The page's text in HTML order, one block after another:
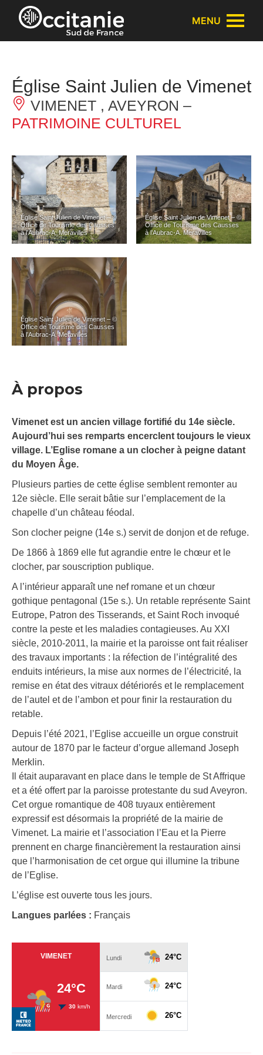
Panneau de gestion des cookies
MENU
Église Saint Julien de Vimenet
VIMENET , AVEYRON –
PATRIMOINE CULTUREL
Église Saint Julien de Vimenet – ©
Office de Tourisme des Causses
à l’Aubrac-A. Meravilles
Église Saint Julien de Vimenet – ©
Office de Tourisme des Causses
à l’Aubrac-A. Meravilles
Église Saint Julien de Vimenet – ©
Office de Tourisme des Causses
à l’Aubrac-A. Meravilles
À propos
Vimenet est un ancien village fortifié du 14e siècle.
Aujourd’hui ses remparts encerclent toujours le vieux
village. L’Eglise romane a un clocher à peigne datant
du Moyen Âge.
Plusieurs parties de cette église semblent remonter au
12e siècle. Elle serait bâtie sur l’emplacement de la
chapelle d’un château féodal.
Son clocher peigne (14e s.) servit de donjon et de refuge.
De 1866 à 1869 elle fut agrandie entre le chœur et le
clocher, par souscription publique.
A l’intérieur apparaît une nef romane et un chœur
gothique pentagonal (15e s.). Un retable représente Saint
Eutrope, Patron des Tisserands, et Saint Roch invoqué
contre la peste et les maladies contagieuses. Au XXI
siècle, 2010-2011, la mairie et la paroisse ont fait réaliser
des travaux importants : la réfection de l’intégralité des
enduits intérieurs, la mise aux normes de l’électricité, la
remise en état des vitraux détériorés et le remplacement
de l’autel et de l’ambon et pour finir la restauration du
retable.
Depuis l’été 2021, l’Eglise accueille un orgue construit
autour de 1870 par le facteur d’orgue allemand Joseph
Merklin.
Il était auparavant en place dans le temple de St Affrique
et a été offert par la paroisse protestante du sud Aveyron.
Cet orgue romantique de 408 tuyaux entièrement
expressif est désormais la propriété de la mairie de
Vimenet. La mairie et l’association l’Eau et la Pierre
prennent en charge financièrement la restauration ainsi
que l’harmonisation de cet orgue qui illumine la tribune
de l’Eglise.
L’église est ouverte tous les jours.
Langues parlées : Français